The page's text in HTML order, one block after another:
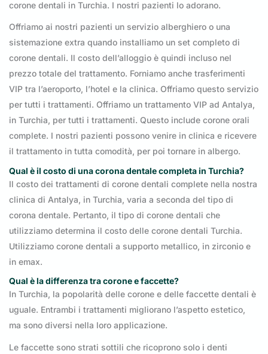
corone dentali in Turchia. I nostri pazienti lo adorano.
Offriamo ai nostri pazienti un servizio alberghiero o una
sistemazione extra quando installiamo un set completo di
corone dentali. Il costo dell’alloggio è quindi incluso nel
prezzo totale del trattamento. Forniamo anche trasferimenti
VIP tra l’aeroporto, l’hotel e la clinica. Offriamo questo servizio
per tutti i trattamenti. Offriamo un trattamento VIP ad Antalya,
in Turchia, per tutti i trattamenti. Questo include corone orali
complete. I nostri pazienti possono venire in clinica e ricevere
il trattamento in tutta comodità, per poi tornare in albergo.
Qual è il costo di una corona dentale completa in Turchia?
Il costo dei trattamenti di corone dentali complete nella nostra
clinica di Antalya, in Turchia, varia a seconda del tipo di
corona dentale. Pertanto, il tipo di corone dentali che
utilizziamo determina il costo delle corone dentali Turchia.
Utilizziamo corone dentali a supporto metallico, in zirconio e
in emax.
Qual è la differenza tra corone e faccette?
In Turchia, la popolarità delle corone e delle faccette dentali è
uguale. Entrambi i trattamenti migliorano l’aspetto estetico,
ma sono diversi nella loro applicazione.
Le faccette sono strati sottili che ricoprono solo i denti